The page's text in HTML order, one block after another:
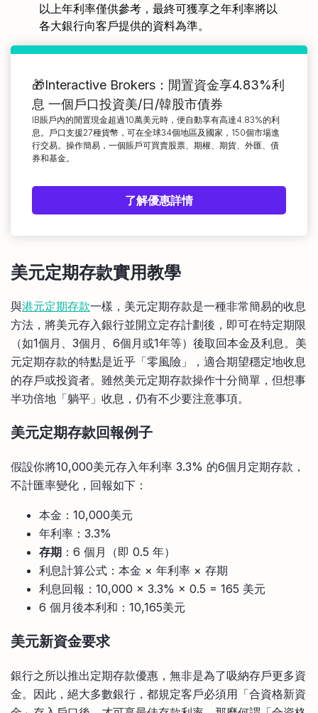
以上年利率僅供參考，最終可獲享之年利率將以
各大銀行向客戶提供的資料為準。
🎁Interactive Brokers：閒置資金享4.83%利
息 一個戶口投資美/日/韓股市債券
IB賬戶內的閒置現金超過10萬美元時，便自動享有高達4.83%的利
息。戶口支援27種貨幣，可在全球34個地區及國家，150個市場進
行交易。操作簡易，一個賬戶可買賣股票、期權、期貨、外匯、債
券和基金。
了解優惠詳情
美元定期存款實用教學
與港元定期存款一樣，美元定期存款是一種非常簡易的收息
方法，將美元存入銀行並開立定存計劃後，即可在特定期限
（如1個月、3個月、6個月或1年等）後取回本金及利息。美
元定期存款的特點是近乎「零風險」，適合期望穩定地收息
的存戶或投資者。雖然美元定期存款操作十分簡單，但想事
半功倍地「躺平」收息，仍有不少要注意事項。
美元定期存款回報例子
假設你將10,000美元存入年利率 3.3% 的6個月定期存款，
不計匯率變化，回報如下：
本金：10,000美元
年利率：3.3%
存期 ：6 個月（即 0.5 年）
利息計算公式：本金 × 年利率 × 存期
利息回報：10,000 × 3.3% × 0.5 = 165 美元
6 個月後本利和：10,165美元
美元新資金要求
銀行之所以推出定期存款優惠，無非是為了吸納存戶更多資
金。因此，絕大多數銀行，都規定客戶必須用「合資格新資